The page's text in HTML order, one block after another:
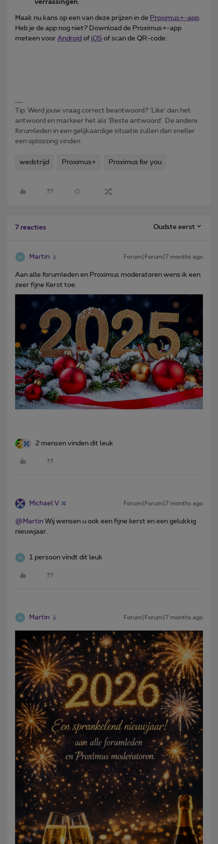
verrassingen
Maak nu kans op een van deze prijzen in de Proximus+-app
Heb je de app nog niet? Download de Proximus+-app
meteen voor Android of iOS of scan de QR-code:
Tip: Werd jouw vraag correct beantwoord? ‘Like’ dan het
antwoord en markeer het als 'Beste antwoord'. De andere
forumleden in een gelijkaardige situatie zullen dan sneller
een oplossing vinden
wedstrijd Proximus+ Proximus for you
7 reacties Oudste eerst
Martin Forum|Forum|7 months ago
Aan alle forumleden en Proximus moderatoren wens ik een
zeer fijne Kerst toe.
2 mensen vinden dit leuk
Michael V Forum|Forum|7 months ago
@Martin Wij wensen u ook een fijne kerst en een gelukkig
nieuwjaar.
1 persoon vindt dit leuk
Martin Forum|Forum|7 months ago